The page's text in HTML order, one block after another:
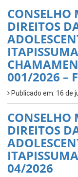
CONSELHO
DIREITOS
001/2026 –
Publicado em: 16 de
CONSELHO
DIREITOS
04/2026